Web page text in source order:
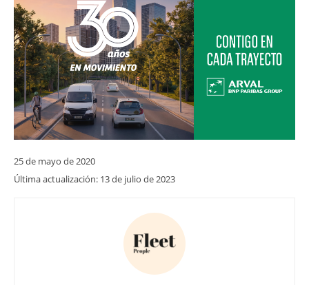
25 de mayo de 2020
Última actualización: 13 de julio de 2023